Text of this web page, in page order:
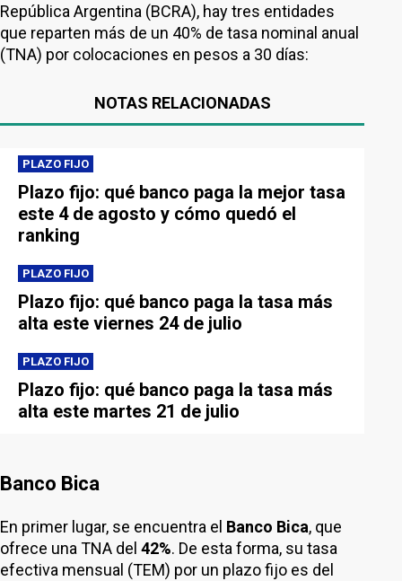
República Argentina (BCRA), hay tres entidades
que reparten más de un 40% de tasa nominal anual
(TNA) por colocaciones en pesos a 30 días:
NOTAS RELACIONADAS
PLAZO FIJO
Plazo fijo: qué banco paga la mejor tasa
este 4 de agosto y cómo quedó el
ranking
PLAZO FIJO
Plazo fijo: qué banco paga la tasa más
alta este viernes 24 de julio
PLAZO FIJO
Plazo fijo: qué banco paga la tasa más
alta este martes 21 de julio
Banco Bica
En primer lugar, se encuentra el Banco Bica, que
ofrece una TNA del 42%. De esta forma, su tasa
efectiva mensual (TEM) por un plazo fijo es del